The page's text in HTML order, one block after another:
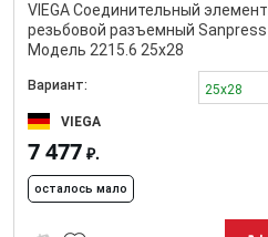
VIEGA Соединительный элемент
резьбовой разъемный Sanpress
Модель 2215.6 25x28
Вариант: 25x28
VIEGA
7 477 ₽.
осталось мало